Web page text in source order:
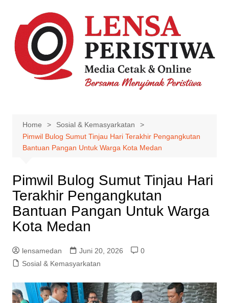
content
Home
Sosial & Kemasyarkatan
Pimwil Bulog Sumut Tinjau Hari Terakhir Pengangkutan
Bantuan Pangan Untuk Warga Kota Medan
Pimwil Bulog Sumut Tinjau Hari
Terakhir Pengangkutan
Bantuan Pangan Untuk Warga
Kota Medan
lensamedan Juni 20, 2026
0
Sosial & Kemasyarkatan